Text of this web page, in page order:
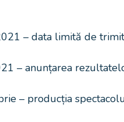
– data limită de
– anunțarea
– producția